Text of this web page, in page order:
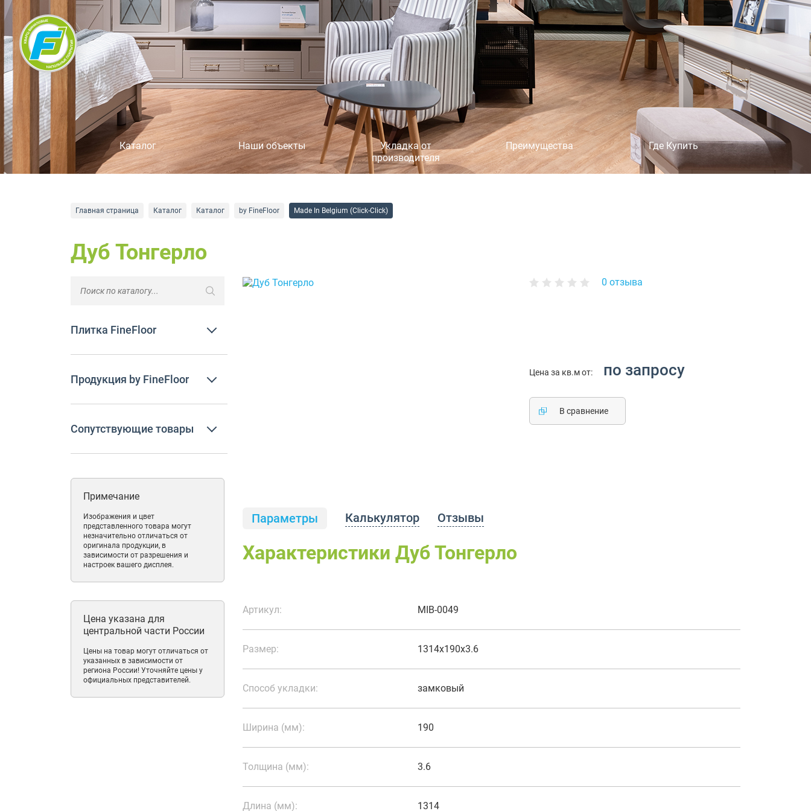
Каталог Наши объекты
Укладка от
производителя
Преимущества Где Купить
Главная страница Каталог Каталог by FineFloor Made In Belgium (Click-Click)
Дуб Тонгерло
Плитка FineFloor
Продукция by FineFloor
Сопутствующие товары
Примечание
Изображения и цвет
представленного товара могут
незначительно отличаться от
оригинала продукции, в
зависимости от разрешения и
настроек вашего дисплея.
Цена указана для
центральной части России
Цены на товар могут отличаться от
указанных в зависимости от
региона России! Уточняйте цены у
официальных представителей.
0 отзыва
Цена за кв.м от: по запросу
В сравнение
Параметры Калькулятор Отзывы
Характеристики Дуб Тонгерло
Артикул: MIB-0049
Размер: 1314x190x3.6
Способ укладки: замковый
Ширина (мм): 190
Толщина (мм): 3.6
Длина (мм): 1314
×